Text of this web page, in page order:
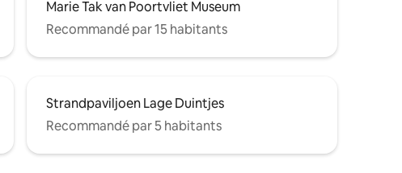
Marie Tak van Poortvliet Museum
Recommandé par 15 habitants
Strandpaviljoen Lage Duintjes
Recommandé par 5 habitants